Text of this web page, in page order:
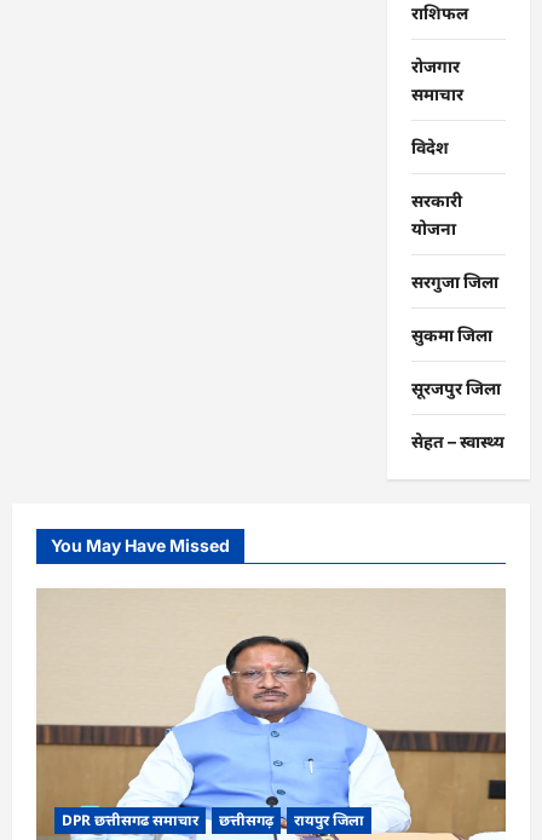
राशिफल
रोजगार
समाचार
विदेश
सरकारी
योजना
सरगुजा जिला
सुकमा जिला
सूरजपुर जिला
सेहत – स्‍वास्‍थ्‍य
You May Have Missed
DPR छत्तीसगढ समाचार छत्तीसगढ़ रायपुर जिला